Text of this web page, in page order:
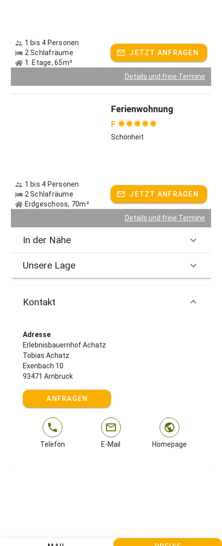
1 bis 4 Personen
2 Schlafräume
1. Etage, 65m²
JETZT ANFRAGEN
Details und freie Termine
Ferienwohnung
F
Schönheit
1 bis 4 Personen
2 Schlafräume
Erdgeschoss, 70m²
JETZT ANFRAGEN
Details und freie Termine
In der Nähe
Unsere Lage
Kontakt
Adresse
Erlebnisbauernhof Achatz
Tobias Achatz
Exenbach 10
93471 Arnbruck
ANFRAGEN
Telefon E-Mail Homepage